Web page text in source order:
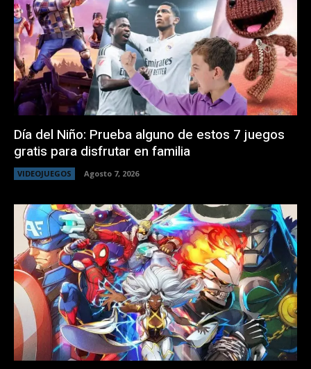
Día del Niño: Prueba alguno de estos 7 juegos
gratis para disfrutar en familia
VIDEOJUEGOS Agosto 7, 2026